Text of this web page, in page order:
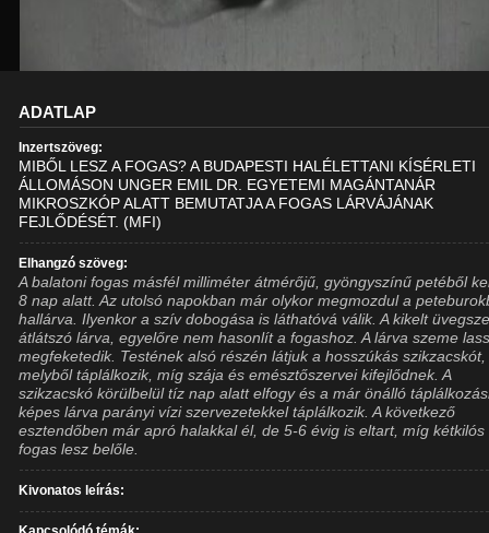
ADATLAP
Inzertszöveg:
MIBŐL LESZ A FOGAS? A BUDAPESTI HALÉLETTANI KÍSÉRLETI
ÁLLOMÁSON UNGER EMIL DR. EGYETEMI MAGÁNTANÁR
MIKROSZKÓP ALATT BEMUTATJA A FOGAS LÁRVÁJÁNAK
FEJLŐDÉSÉT. (MFI)
Elhangzó szöveg:
A balatoni fogas másfél milliméter átmérőjű, gyöngyszínű petéből
8 nap alatt. Az utolsó napokban már olykor megmozdul a
hallárva. Ilyenkor a szív dobogása is láthatóvá válik. A kikelt
átlátszó lárva, egyelőre nem hasonlít a fogashoz. A lárva szeme
megfeketedik. Testének alsó részén látjuk a hosszúkás szikzacskót,
melyből táplálkozik, míg szája és emésztőszervei kifejlődnek. A
szikzacskó körülbelül tíz nap alatt elfogy és a már önálló
képes lárva parányi vízi szervezetekkel táplálkozik. A következő
esztendőben már apró halakkal él, de 5-6 évig is eltart, míg kétkilós
fogas lesz belőle.
Kivonatos leírás: